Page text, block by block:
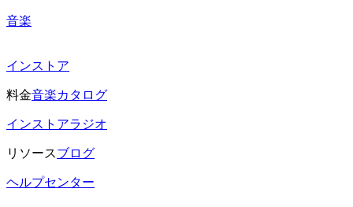
音楽
インストア
料金音楽カタログ
インストアラジオ
リソースブログ
ヘルプセンター